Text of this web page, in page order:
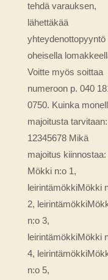
tehdä varauksen,
lähettäkää
yhteydenottopyyntö
oheisella
Voitte myös soittaa
numeroon p. 040
0750. Kuinka
majoitusta tarvitaan:
12345678 Mikä
majoitus kiinnostaa:
Mökki n:o 1,
leirintämökkiMökki
2,
n:o 3,
leirintämökkiMökki
4,
n:o 5,